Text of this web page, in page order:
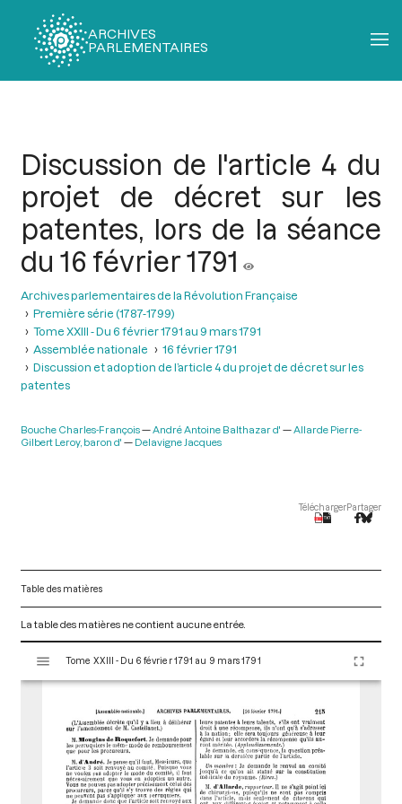
ARCHIVES
PARLEMENTAIRES
Discussion de l'article 4 du
projet de décret sur les
patentes, lors de la séance
du 16 février 1791
Archives parlementaires de la Révolution Française
Première série (1787-1799)
Tome XXIII - Du 6 février 1791 au 9 mars 1791
Assemblée nationale
16 février 1791
Discussion et adoption de l’article 4 du projet de décret sur les
patentes
Bouche Charles-François André Antoine Balthazar d'
Allarde Pierre-
Gilbert Leroy, baron d'
Delavigne Jacques
TéléchargerPartager
Table des matières
La table des matières ne contient aucune entrée.
s
Tome XXIII - Du 6 février 1791 au 9 mars 1791